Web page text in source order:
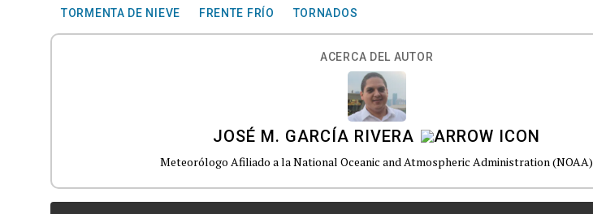
TORMENTA DE NIEVE FRENTE FRÍO TORNADOS
ACERCA DEL AUTOR
JOSÉ M. GARCÍA RIVERA
Meteorólogo Afiliado a la National Oceanic and Atmospheric Administration (NOAA)